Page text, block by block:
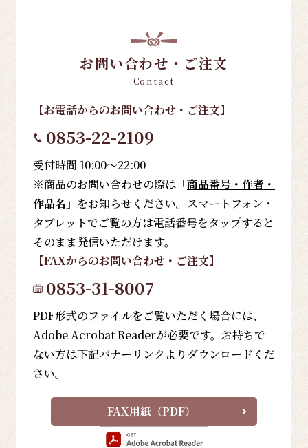
お問い合わせ・ご注文
Contact
【お電話からのお問い合わせ・ご注文】
0853-22-2109
受付時間 10:00～22:00
※商品のお問い合わせの際は「商品番号・作者・
作品名 」をお知らせください。スマートフォン・
タブレットでご覧の方は電話番号をタップすると
そのまま発信いただけます。
【FAXからのお問い合わせ・ご注文】
0853-31-8007
PDF形式のファイルをご覧いただく場合には、
Adobe Acrobat Readerが必要です。お持ちで
ない方は下記バナーリンクよりダウンロードくだ
さい。
FAX用紙（PDF）